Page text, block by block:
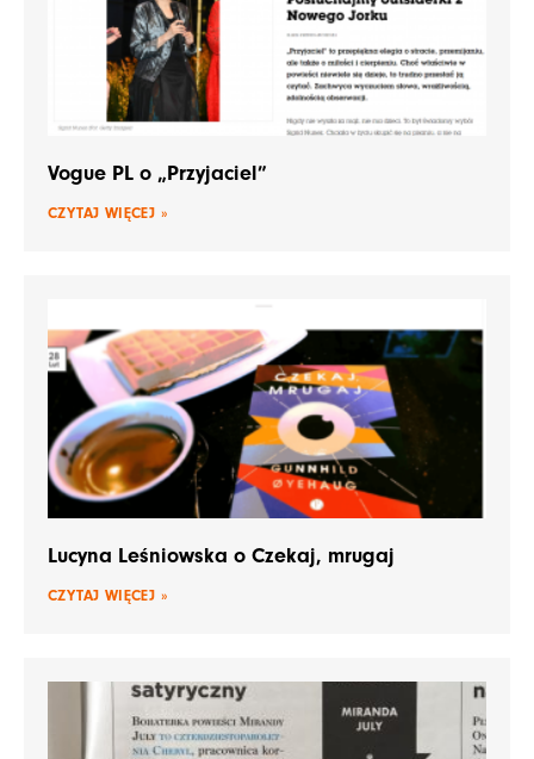
Vogue PL o „Przyjaciel”
CZYTAJ WIĘCEJ »
Lucyna Leśniowska o Czekaj, mrugaj
CZYTAJ WIĘCEJ »